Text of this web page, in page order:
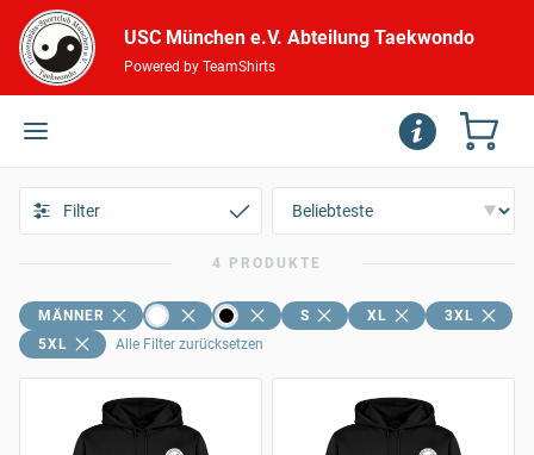
USC München e.V. Abteilung Taekwondo
Powered by TeamShirts
Filter
4 PRODUKTE
MÄNNER S XL
3XL
5XL
Alle Filter zurücksetzen